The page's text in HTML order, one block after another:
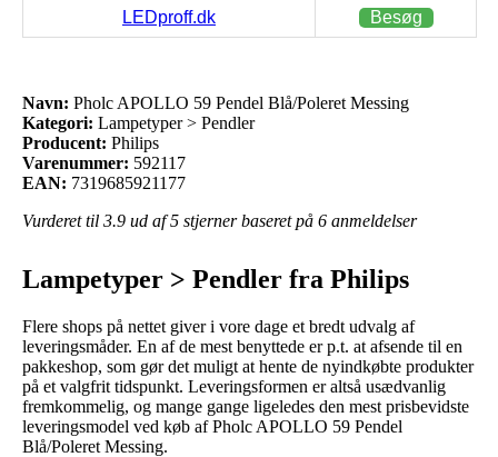
LEDproff.dk Besøg
Navn: Pholc APOLLO 59 Pendel Blå/Poleret Messing
Kategori: Lampetyper > Pendler
Producent: Philips
Varenummer: 592117
EAN: 7319685921177
Vurderet til 3.9 ud af 5 stjerner baseret på 6 anmeldelser
Lampetyper > Pendler fra Philips
Flere shops på nettet giver i vore dage et bredt udvalg af
leveringsmåder. En af de mest benyttede er p.t. at afsende til en
pakkeshop, som gør det muligt at hente de nyindkøbte produkter
på et valgfrit tidspunkt. Leveringsformen er altså usædvanlig
fremkommelig, og mange gange ligeledes den mest prisbevidste
leveringsmodel ved køb af Pholc APOLLO 59 Pendel
Blå/Poleret Messing.